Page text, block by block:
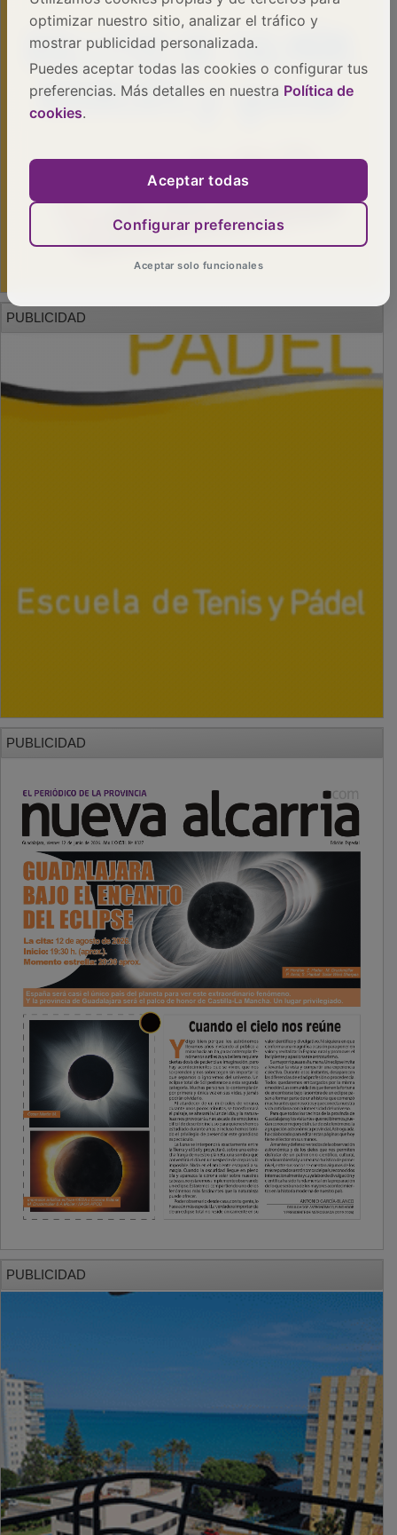
PUBLICIDAD
optimizar nuestro sitio, analizar el tráfico y
mostrar publicidad personalizada.
Puedes aceptar todas las cookies o configurar tus
preferencias. Más detalles en nuestra Política de
cookies.
Aceptar todas
Configurar preferencias
Aceptar solo funcionales